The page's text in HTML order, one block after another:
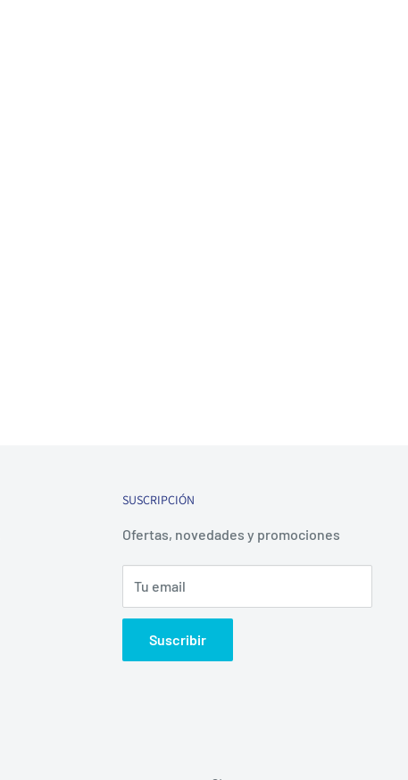
SUSCRIPCIÓN
Ofertas, novedades y promociones
Tu email
Suscribir